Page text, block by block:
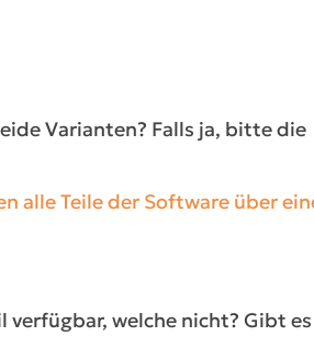
Varianten? Falls ja, bitte die
alle Teile der Software über
welche nicht? Gibt